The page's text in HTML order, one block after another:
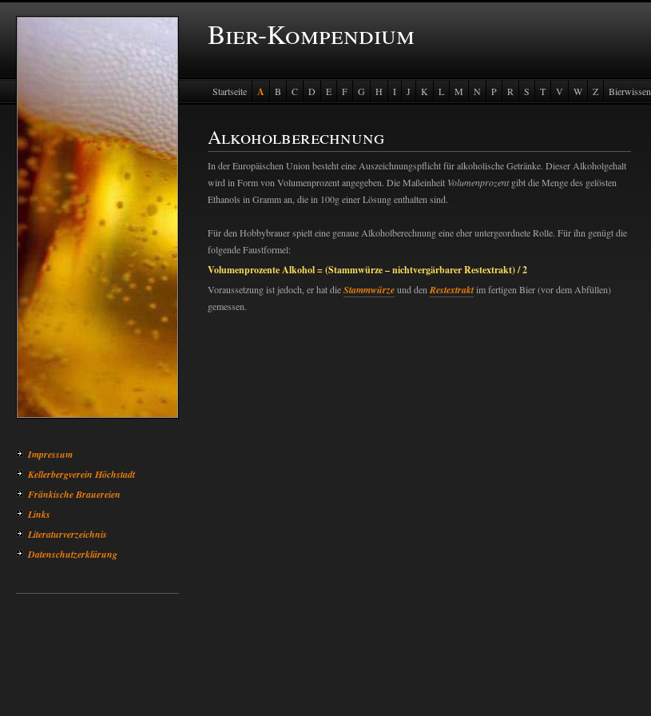
Bier-Kompendium
Impressum
Kellerbergverein Höchstadt
Fränkische Brauereien
Links
Literaturverzeichnis
Datenschutzerklärung
Startseite A B C D E F G H I J K L M N P R S T V W Z Bierwissen
Alkoholberechnung
In der Europäischen Union besteht eine Auszeichnungspflicht für alkoholische Getränke. Dieser Alkoholgehalt
wird in Form von Volumenprozent angegeben. Die Maßeinheit Volumenprozentgibt die Menge des gelösten
Ethanols in Gramm an, die in 100g einer Lösung enthalten sind.
Für den Hobbybrauer spielt eine genaue Alkoholberechnung eine eher untergeordnete Rolle. Für ihn genügt die
folgende Faustformel:
Volumenprozente Alkohol = (Stammwürze – nichtvergärbarer Restextrakt) / 2
Voraussetzung ist jedoch, er hat dieStammwürzeund den Restextraktim fertigen Bier (vor dem Abfüllen)
gemessen.